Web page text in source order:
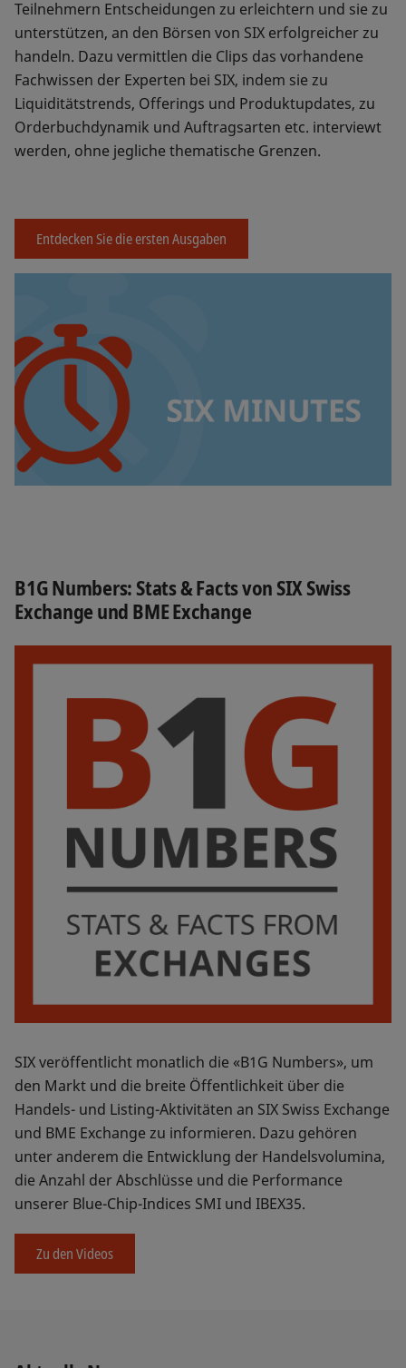
Teilnehmern Entscheidungen zu erleichtern und sie zu
unterstützen, an den Börsen von SIX erfolgreicher zu
handeln. Dazu vermittlen die Clips das vorhandene
Fachwissen der Experten bei SIX, indem sie zu
Liquiditätstrends, Offerings und Produktupdates, zu
Orderbuchdynamik und Auftragsarten etc. interviewt
werden, ohne jegliche thematische Grenzen.
Entdecken Sie die ersten Ausgaben
B1G Numbers: Stats & Facts von SIX Swiss
Exchange und BME Exchange
SIX veröffentlicht monatlich die «B1G Numbers», um
den Markt und die breite Öffentlichkeit über die
Handels- und Listing-Aktivitäten an SIX Swiss Exchange
und BME Exchange zu informieren. Dazu gehören
unter anderem die Entwicklung der Handelsvolumina,
die Anzahl der Abschlüsse und die Performance
unserer Blue-Chip-Indices SMI und IBEX35.
Zu den Videos